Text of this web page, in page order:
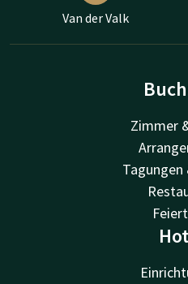
Van der Valk
Zimmer
Tagungen